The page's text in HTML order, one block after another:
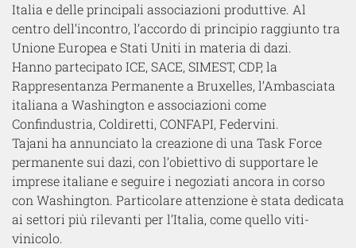
Italia e delle principali associazioni produttive. Al
centro dell’incontro, l’accordo di principio raggiunto tra
Unione Europea e Stati Uniti in materia di dazi.
Hanno partecipato ICE, SACE, SIMEST, CDP, la
Rappresentanza Permanente a Bruxelles, l’Ambasciata
italiana a Washington e associazioni come
Confindustria, Coldiretti, CONFAPI, Federvini.
Tajani ha annunciato la creazione di una Task Force
permanente sui dazi, con l’obiettivo di supportare le
imprese italiane e seguire i negoziati ancora in corso
con Washington. Particolare attenzione è stata dedicata
ai settori più rilevanti per l’Italia, come quello viti-
vinicolo.